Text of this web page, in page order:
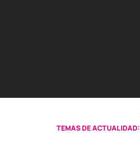
TEMAS DE ACTUALIDAD: